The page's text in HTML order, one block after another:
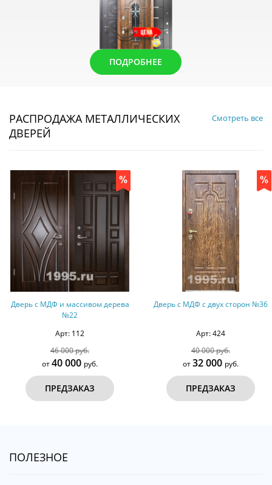
ПОДРОБНЕЕ
РАСПРОДАЖА МЕТАЛЛИЧЕСКИХ
ДВЕРЕЙ
Смотреть все
Дверь с МДФ и массивом дерева
№22
Арт: 112
46 000 руб.
от40 000 руб.
ПРЕДЗАКАЗ
Дверь с МДФ с двух сторон №36
Арт: 424
40 000 руб.
от32 000 руб.
ПРЕДЗАКАЗ
ПОЛЕЗНОЕ